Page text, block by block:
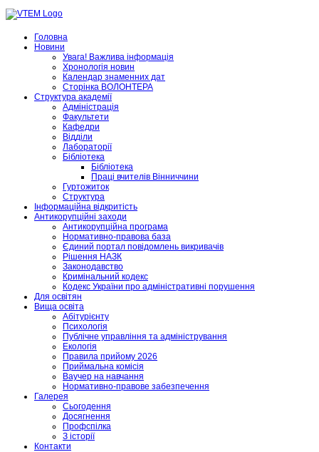
Головна
Новини
Увага! Важлива інформація
Хронологія новин
Календар знаменних дат
Сторінка ВОЛОНТЕРА
Структура академії
Адміністрація
Факультети
Кафедри
Відділи
Лабораторії
Бібліотека
Бібліотека
Праці вчителів Вінниччини
Гуртожиток
Структура
Інформаційна відкритість
Антикорупційні заходи
Антикорупційна програма
Нормативно-правова база
Єдиний портал повідомлень викривачів
Рішення НАЗК
Законодавство
Кримінальний кодекс
Кодекс України про адміністративні порушення
Для освітян
Вища освіта
Абітурієнту
Психологія
Публічне управління та адміністрування
Екологія
Правила прийому 2026
Приймальна комісія
Ваучер на навчання
Нормативно-правове забезпечення
Галерея
Сьогодення
Досягнення
Профспілка
З історії
Контакти